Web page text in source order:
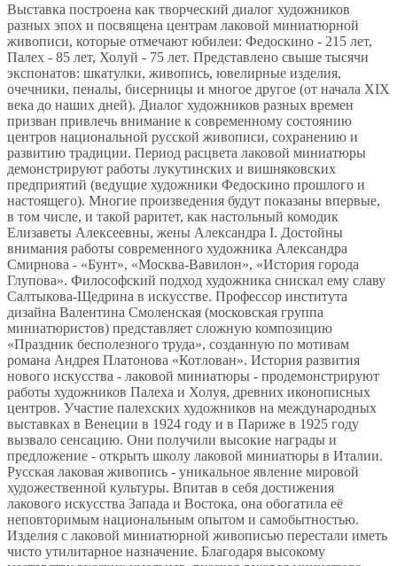
Выставка построена как творческий диалог художников
разных эпох и посвящена центрам лаковой миниатюрной
живописи, которые отмечают юбилеи: Федоскино - 215 лет,
Палех - 85 лет, Холуй - 75 лет. Представлено свыше тысячи
экспонатов: шкатулки, живопись, ювелирные изделия,
очечники, пеналы, бисерницы и многое другое (от начала XIX
века до наших дней). Диалог художников разных времен
призван привлечь внимание к современному состоянию
центров национальной русской живописи, сохранению и
развитию традиции. Период расцвета лаковой миниатюры
демонстрируют работы лукутинских и вишняковских
предприятий (ведущие художники Федоскино прошлого и
настоящего). Многие произведения будут показаны впервые,
в том числе, и такой раритет, как настольный комодик
Елизаветы Алексеевны, жены Александра I. Достойны
внимания работы современного художника Александра
Смирнова - «Бунт», «Москва-Вавилон», «История города
Глупова». Философский подход художника снискал ему славу
Салтыкова-Щедрина в искусстве. Профессор института
дизайна Валентина Смоленская (московская группа
миниатюристов) представляет сложную композицию
«Праздник бесполезного труда», созданную по мотивам
романа Андрея Платонова «Котлован». История развития
нового искусства - лаковой миниатюры - продемонстрируют
работы художников Палеха и Холуя, древних иконописных
центров. Участие палехских художников на международных
выставках в Венеции в 1924 году и в Париже в 1925 году
вызвало сенсацию. Они получили высокие награды и
предложение - открыть школу лаковой миниатюры в Италии.
Русская лаковая живопись - уникальное явление мировой
художественной культуры. Впитав в себя достижения
лакового искусства Запада и Востока, она обогатила её
неповторимым национальным опытом и самобытностью.
Изделия с лаковой миниатюрной живописью перестали иметь
чисто утилитарное назначение. Благодаря высокому